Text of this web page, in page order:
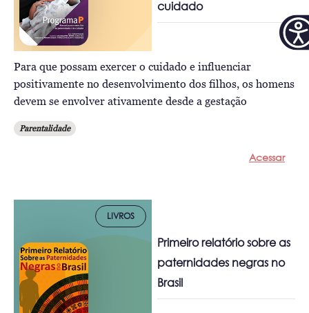
cuidado
Para que possam exercer o cuidado e influenciar
positivamente no desenvolvimento dos filhos, os homens
devem se envolver ativamente desde a gestação
Parentalidade
Acessar
LIVROS
Primeiro relatório sobre as
paternidades negras no
Brasil